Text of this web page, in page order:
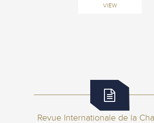
VIEW
Revue Internationale de la